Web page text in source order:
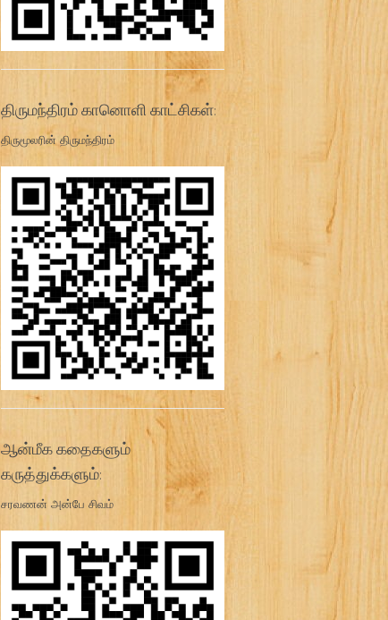
திருமந்திரம் கானொளி காட்சிகள்:
திருமூலரின் திருமந்திரம்
ஆன்மீக கதைகளும்
கருத்துக்களும்:
சரவணன் அன்பே சிவம்